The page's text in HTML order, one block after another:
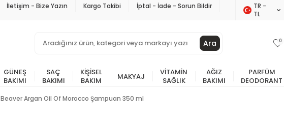
İletişim - Bize Yazın Kargo Takibi İptal - İade - Sorun Bildir
TR −
TL
Ara 0
GÜNEŞ
BAKIMI
SAÇ
BAKIMI
KIŞISEL
BAKIM
MAKYAJ
VITAMIN
SAĞLIK
AĞIZ
BAKIMI
PARFÜM
DEODORANT
Beaver Argan Oil Of Morocco Şampuan 350 ml